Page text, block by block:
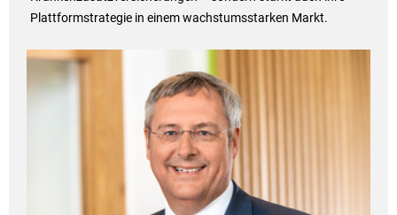
Plattformstrategie in einem wachstumsstarken Markt.